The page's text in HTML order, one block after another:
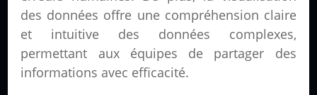
des données offre une compréhension claire
et intuitive des données complexes,
permettant aux équipes de partager des
informations avec efficacité.